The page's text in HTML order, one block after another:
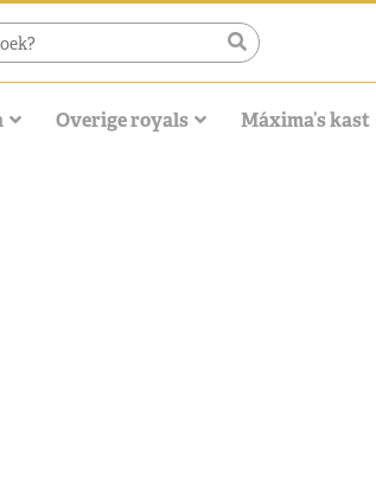
Overige royals Máxima’s kast